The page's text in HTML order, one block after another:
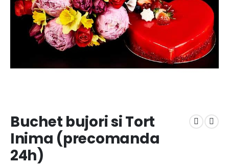
Buchet bujori si Tort
Inima (precomanda
24h)